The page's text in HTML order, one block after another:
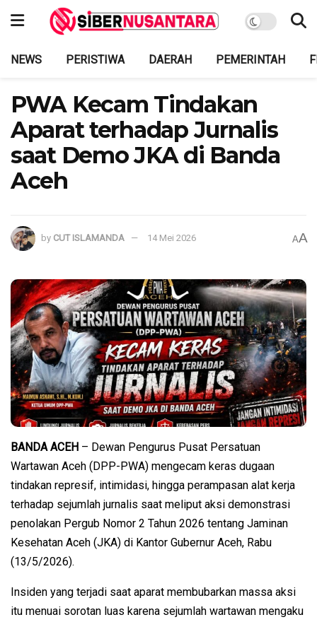
NEWS PERISTIWA DAERAH PEMERINTAH
PWA Kecam Tindakan
Aparat terhadap Jurnalis
saat Demo JKA di Banda
Aceh
by CUT ISLAMANDA 14 Mei 2026 AA
BANDA ACEH – Dewan Pengurus Pusat Persatuan
Wartawan Aceh (DPP-PWA) mengecam keras dugaan
tindakan represif, intimidasi, hingga perampasan alat kerja
terhadap sejumlah jurnalis saat meliput aksi demonstrasi
penolakan Pergub Nomor 2 Tahun 2026 tentang Jaminan
Kesehatan Aceh (JKA) di Kantor Gubernur Aceh, Rabu
(13/5/2026).
Insiden yang terjadi saat aparat membubarkan massa aksi
itu menuai sorotan luas karena sejumlah wartawan mengaku